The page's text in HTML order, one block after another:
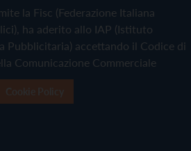
la Fisc (Federazione Italiana
ha aderito allo IAP (Istituto
Pubblicitaria) accettando il Codice di
Comunicazione Commerciale